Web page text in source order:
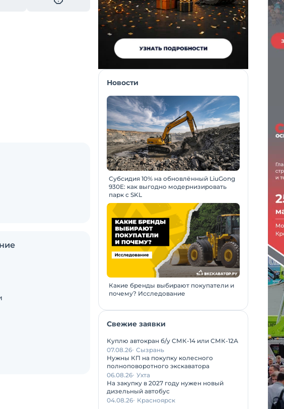
Новости
Субсидия 10% на обновлённый LiuGong
930E: как выгодно модернизировать
парк с SKL
Какие бренды выбирают покупатели и
почему? Исследование
Свежие заявки
Куплю автокран б/у СМК-14 или СМК-12А
07.08.26 Сызрань
Нужны КП на покупку колесного
полноповоротного экскаватора
06.08.26 Ухта
На закупку в 2027 году нужен новый
дизельный автобус
04.08.26 Красноярск